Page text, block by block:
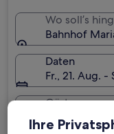
Wo soll’s
Bahnhof
Daten
Fr., 21. Aug. -
Gäste
2 Reisende,
Ihre